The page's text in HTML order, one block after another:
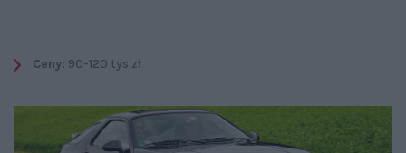
Ceny: 90-120 tys zł